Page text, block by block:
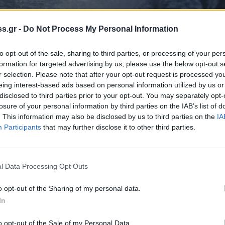
- Do Not Process My Personal Information
opt-out of the sale, sharing to third parties, or processing of your
for targeted advertising by us, please use the below opt-out
selection. Please note that after your opt-out request is processed
interest-based ads based on personal information utilized by us
to third parties prior to your opt-out. You may separately
of your personal information by third parties on the IAB’s list of
This information may also be disclosed by us to third parties on the
Participants that may further disclose it to other third parties.
Data Processing Opt Outs
opt-out of the Sharing of my personal data.
opt-out of the Sale of my Personal Data.
όταν αναζητάς ειδήσεις στη Google
ως προτιμώμενη πηγή
αποτελέσματα της Google
των φαινόμενων σύμφωνα με το έκτακτο
και το ιδιαίτερο προειδοποιητικό
Ενότητα Λακωνίας εφιστά στους